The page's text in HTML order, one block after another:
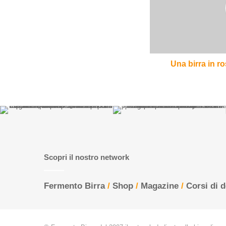
Una birra in
Scopri il nostro network
Fermento Birra/ Shop / Magazine / Corsi di